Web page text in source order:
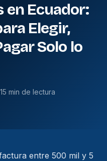
en Ecuador:
Elegir,
Solo lo
15 min de lectura
entre 500 mil y 5